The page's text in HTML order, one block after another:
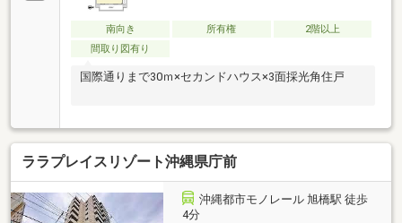
でやお近くにお越しの際も、ぜひお気軽にお立ち寄り
ください。 地域に根ざした『ここハウス』が、リラッ
クスできる空間で住まい探しをサポートいたします。
南向き 所有権
2階以上
間取り図有り
国際通りまで30ｍ×セカンドハウス×3面採光角住戸
ララプレイスリゾート沖縄県庁前
沖縄都市モノレール 旭橋駅 徒歩
4分